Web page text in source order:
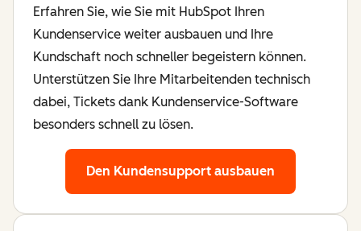
Erfahren Sie, wie Sie mit HubSpot Ihren
Kundenservice weiter ausbauen und Ihre
Kundschaft noch schneller begeistern können.
Unterstützen Sie Ihre Mitarbeitenden technisch
dabei, Tickets dank Kundenservice-Software
besonders schnell zu lösen.
Den Kundensupport ausbauen